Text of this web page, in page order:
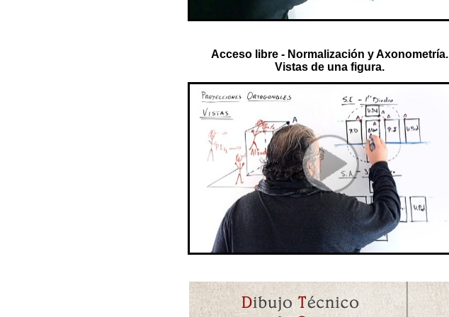
Acceso libre - Normalización y Axonometría.
Vistas de una figura.